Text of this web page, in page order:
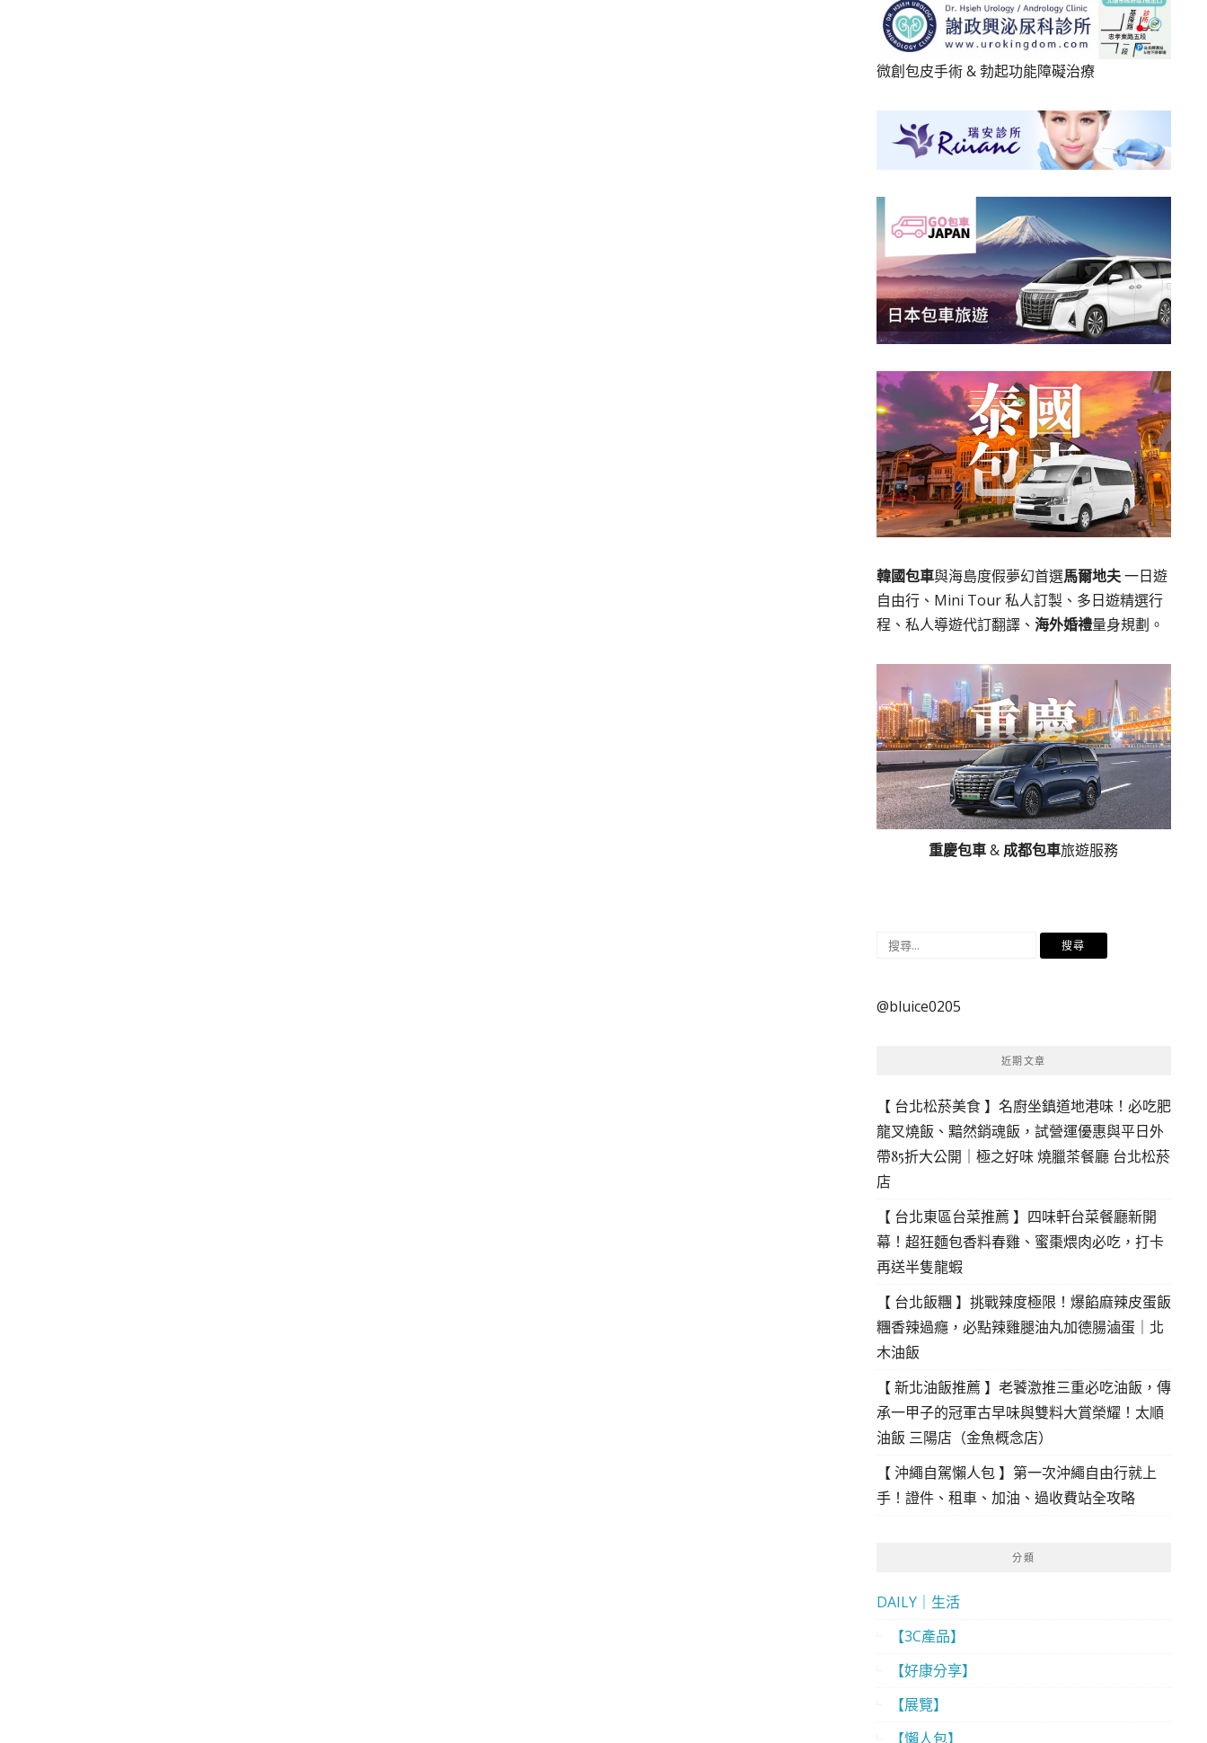
微創包皮手術&勃起功能障礙治療
韓國包車與海島度假夢幻首選馬爾地夫一日遊
自由行、Mini Tour 私人訂製、多日遊精選行
程、私人導遊代訂翻譯、 海外婚禮量身規劃。
重慶包車& 成都包車旅遊服務
搜
鍵
@bluice0205
近期文章
【 台北松菸美食 】名廚坐鎮道地港味！必吃肥
龍叉燒飯、黯然銷魂飯，試營運優惠與平日外
帶85折大公開｜極之好味 燒臘茶餐廳 台北松菸
店
【 台北東區台菜推薦 】四味軒台菜餐廳新開
幕！超狂麵包香料春雞、蜜棗煨肉必吃，打卡
再送半隻龍蝦
【 台北飯糰 】挑戰辣度極限！爆餡麻辣皮蛋飯
糰香辣過癮，必點辣雞腿油丸加德腸滷蛋｜北
木油飯
【 新北油飯推薦 】老饕激推三重必吃油飯，傳
承一甲子的冠軍古早味與雙料大賞榮耀！太順
油飯 三陽店（金魚概念店）
【 沖繩自駕懶人包 】第一次沖繩自由行就上
手！證件、租車、加油、過收費站全攻略
分類
DAILY｜生活
【3C產品】
【好康分享】
【展覽】
【懶人包】